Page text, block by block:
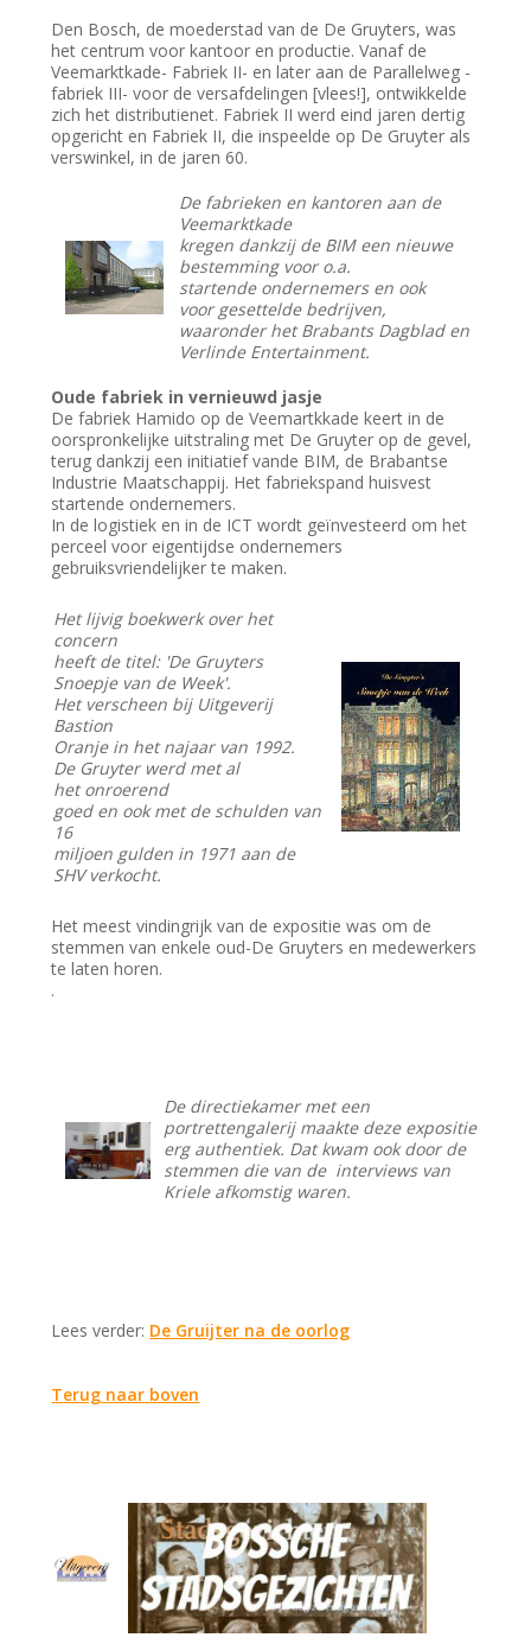
Den Bosch, de moederstad van de De Gruyters, was
het centrum voor kantoor en productie. Vanaf de
Veemarktkade- Fabriek II- en later aan de Parallelweg -
fabriek III- voor de versafdelingen [vlees!], ontwikkelde
zich het distributienet. Fabriek II werd eind jaren dertig
opgericht en Fabriek II, die inspeelde op De Gruyter als
verswinkel, in de jaren 60.
De fabrieken en kantoren aan de
Veemarktkade
kregen dankzij de BIM een nieuwe
bestemming voor o.a.
startende ondernemers en ook
voor gesettelde bedrijven,
waaronder het Brabants Dagblad en
Verlinde Entertainment.
Oude fabriek in vernieuwd jasje
De fabriek Hamido op de Veemartkkade keert in de
oorspronkelijke uitstraling met De Gruyter op de gevel,
terug dankzij een initiatief vande BIM, de Brabantse
Industrie Maatschappij. Het fabriekspand huisvest
startende ondernemers.
In de logistiek en in de ICT wordt geïnvesteerd om het
perceel voor eigentijdse ondernemers
gebruiksvriendelijker te maken.
Het lijvig boekwerk over het
concern
heeft de titel: 'De Gruyters
Snoepje van de Week'.
Het verscheen bij Uitgeverij
Bastion
Oranje in het najaar van 1992.
De Gruyter werd met al
het onroerend
goed en ook met de schulden van
16
miljoen gulden in 1971 aan de
SHV verkocht.
Het meest vindingrijk van de expositie was om de
stemmen van enkele oud-De Gruyters en medewerkers
te laten horen.
.
De directiekamer met een
portrettengalerij maakte deze expositie
erg authentiek. Dat kwam ook door de
stemmen die van de interviews van
Kriele afkomstig waren.
Lees verder: De Gruijter na de oorlog
Terug naar boven